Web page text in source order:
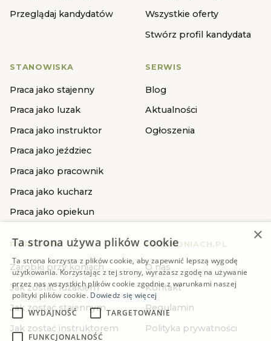
Przeglądaj kandydatów
Wszystkie oferty
Stwórz profil kandydata
STANOWISKA
Praca jako stajenny
Praca jako luzak
Praca jako instruktor
Praca jako jeździec
Praca jako pracownik
Praca jako kucharz
Praca jako opiekun
SERWIS
Blog
Aktualności
Ogłoszenia
PORADNIKI
Zarobki przy koniach
Jak zostać luzakiem
Jak zostać stajennym
Jak zostać instruktorem
PRZYKONIACH.PL
O nas
Kontakt
Regulamin
Polityka prywatności
×
Ta strona używa plików cookie
Ta strona korzysta z plików cookie, aby zapewnić lepszą wygodę
użytkowania. Korzystając z tej strony, wyrażasz zgodę na używanie
przez nas wszystkich plików cookie zgodnie z warunkami naszej
polityki plików cookie. Dowiedz się więcej
WYDAJNOŚĆ
TARGETOWANIE
FUNKCJONALNOŚĆ